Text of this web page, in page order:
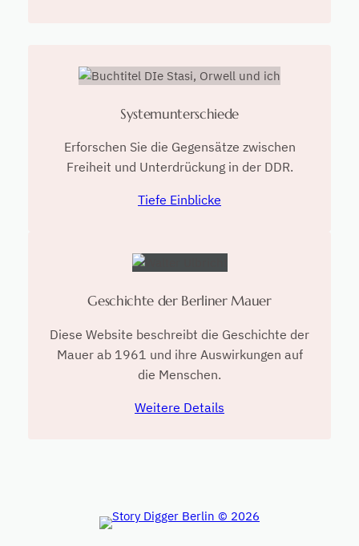
Systemunterschiede
Erforschen Sie die Gegensätze zwischen
Freiheit und Unterdrückung in der DDR.
Tiefe Einblicke
Geschichte der Berliner Mauer
Diese Website beschreibt die Geschichte der
Mauer ab 1961 und ihre Auswirkungen auf
die Menschen.
Weitere Details